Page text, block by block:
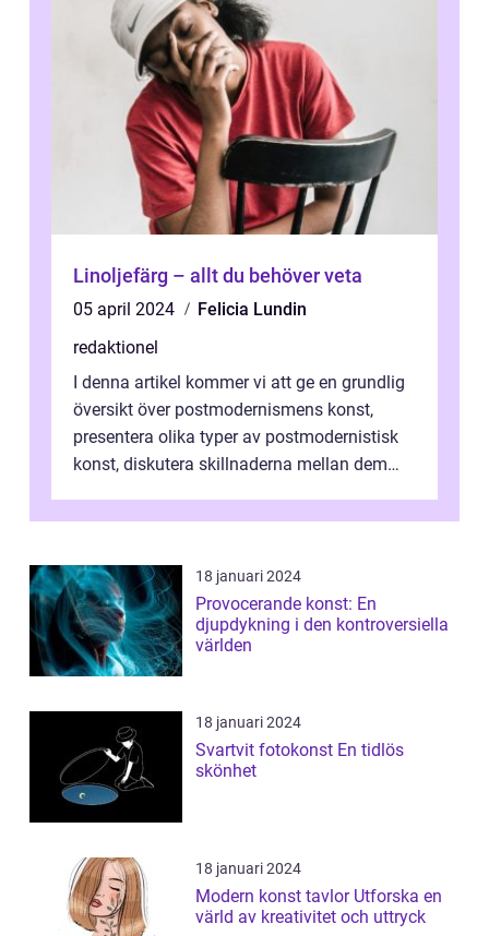
Linoljefärg – allt du behöver veta
05 april 2024
Felicia Lundin
redaktionel
I denna artikel kommer vi att ge en grundlig
översikt över postmodernismens konst,
presentera olika typer av postmodernistisk
konst, diskutera skillnaderna mellan dem
18 januari 2024
Provocerande konst: En
djupdykning i den kontroversiella
världen
18 januari 2024
Svartvit fotokonst En tidlös
skönhet
18 januari 2024
Modern konst tavlor Utforska en
värld av kreativitet och uttryck